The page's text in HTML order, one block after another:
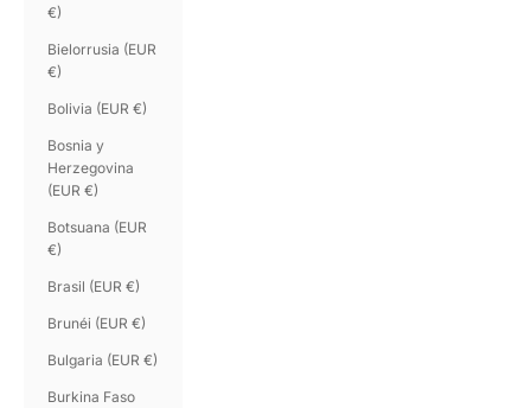
€)
Bielorrusia (EUR
€)
Bolivia (EUR €)
Bosnia y
Herzegovina
(EUR €)
Botsuana (EUR
€)
Brasil (EUR €)
Brunéi (EUR €)
Bulgaria (EUR €)
Burkina Faso